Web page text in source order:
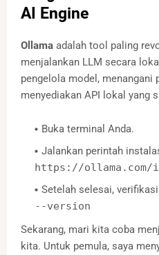
AI Engine
Ollama adalah tool paling
menjalankan LLM secara
pengelola model, menangani
menyediakan API lokal yang
Buka terminal Anda.
Jalankan perintah
https://
Setelah selesai,
--version
Sekarang, mari kita coba
kita. Untuk pemula, saya